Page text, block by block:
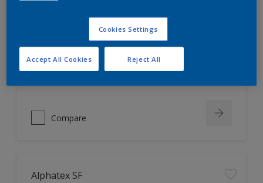
glanst niet op
Isoleert wateroplosbare vlekken +
blokkeert weekmakers
Geschikt voor sanitaire ruimtes ,
badkamers,...
Compare
Alphatex SF
Cookies Settings
Reject All
Accept All Cookies